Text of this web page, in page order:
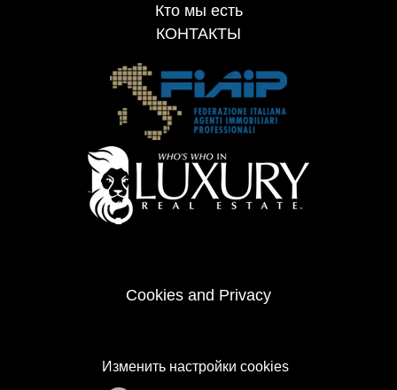
Кто мы есть
КОНТАКТЫ
Cookies and Privacy
Изменить настройки cookies